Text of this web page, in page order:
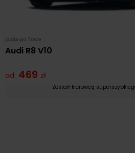
Jazda po Torze
Audi R8 V10
od: 469 zł
Zostań kierowcą